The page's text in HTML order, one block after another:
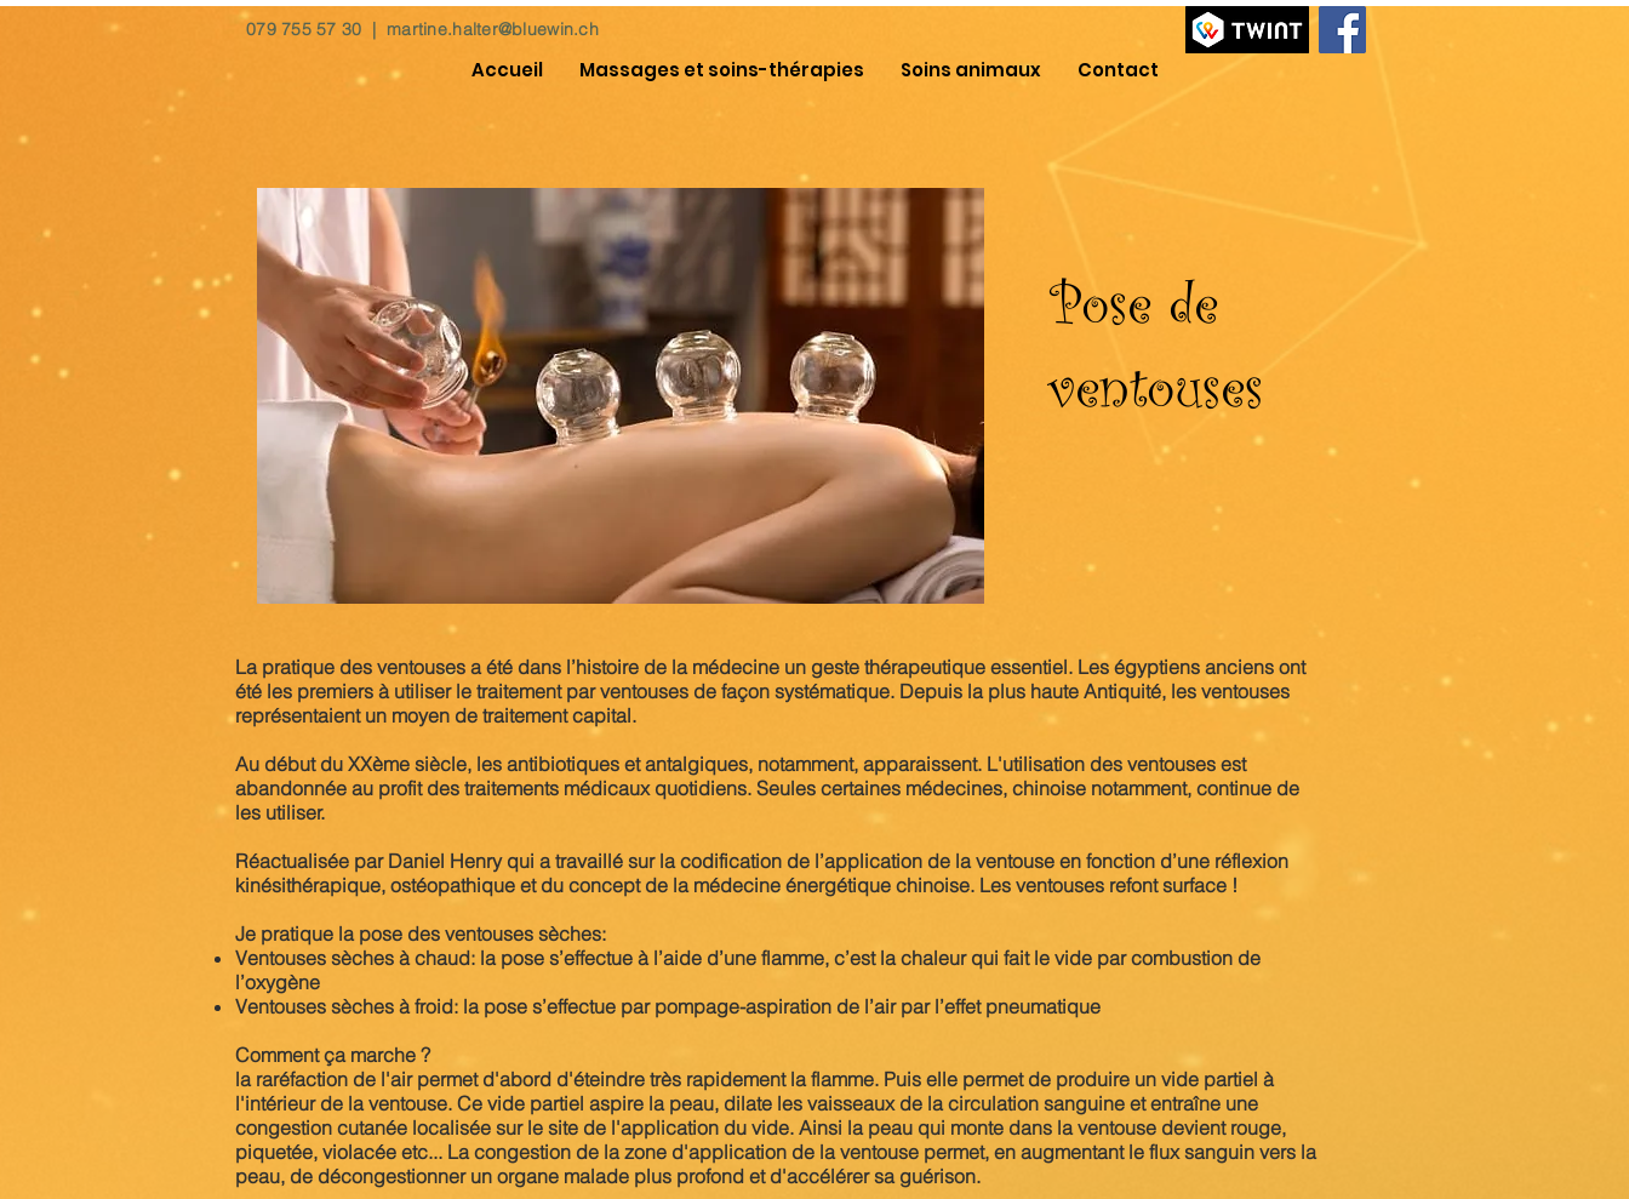
079 755 57 30 | martine.halter@bluewin.ch
Accueil Massages et soins-thérapies Soins animaux Contact
Pose de
ventouses
La pratique des ventouses a été dans l’histoire de la médecine un geste thérapeutique essentiel. Les égyptiens anciens ont
été les premiers à utiliser le traitement par ventouses de façon systématique. Depuis la plus haute Antiquité, les ventouses
représentaient un moyen de traitement capital.
Au début du XXème siècle, les antibiotiques et antalgiques, notamment, apparaissent. L'utilisation des ventouses est
abandonnée au profit des traitements médicaux quotidiens. Seules certaines médecines, chinoise notamment, continue de
les utiliser.
Réactualisée par Daniel Henry qui a travaillé sur la codification de l’application de la ventouse en fonction d’une réflexion
kinésithérapique, ostéopathique et du concept de la médecine énergétique chinoise. Les ventouses refont surface !
Je pratique la pose des ventouses sèches:
Ventouses sèches à chaud: la pose s’effectue à l’aide d’une flamme, c’est la chaleur qui fait le vide par combustion de
l’oxygène
Ventouses sèches à froid: la pose s’effectue par pompage-aspiration de l’air par l’effet pneumatique
Comment ça marche ?
la raréfaction de l'air permet d'abord d'éteindre très rapidement la flamme. Puis elle permet de produire un vide partiel à
l'intérieur de la ventouse. Ce vide partiel aspire la peau, dilate les vaisseaux de la circulation sanguine et entraîne une
congestion cutanée localisée sur le site de l'application du vide. Ainsi la peau qui monte dans la ventouse devient rouge,
piquetée, violacée etc... La congestion de la zone d'application de la ventouse permet, en augmentant le flux sanguin vers la
peau, de décongestionner un organe malade plus profond et d'accélérer sa guérison.